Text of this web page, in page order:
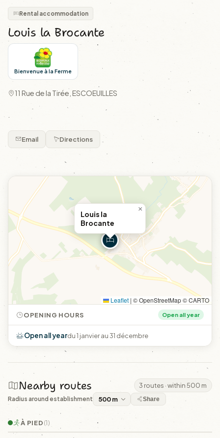
Rental accommodation
Louis la Brocante
Bienvenue à la Ferme
11 Rue de la Tirée, ESCOEUILLES
Email Directions
Louis la
Brocante
×
Leaflet | © OpenStreetMap © CARTO
OPENING HOURS Open all year
Open all yeardu 1 janvier au 31 décembre
Nearby routes 3 routes · within 500 m
Radius around establishment Share
À PIED(1)